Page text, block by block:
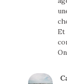
Et